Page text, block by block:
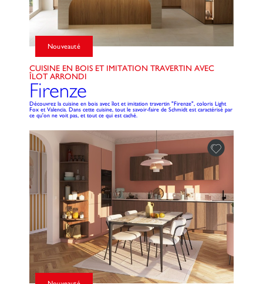
CUISINE EN BOIS ET IMITATION TRAVERTIN AVEC
ÎLOT ARRONDI
Nouveauté
Firenze
Découvrez la cuisine en bois avec îlot et imitation travertin "Firenze", coloris Light
Fox et Valencia. Dans cette cuisine, tout le savoir-faire de Schmidt est caractérisé par
ce qu'on ne voit pas, et tout ce qui est caché.